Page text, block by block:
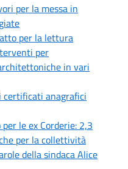
per la messa in
per la lettura
per
in vari
certificati anagrafici
le ex Corderie: 2,3
per la collettività
della sindaca Alice